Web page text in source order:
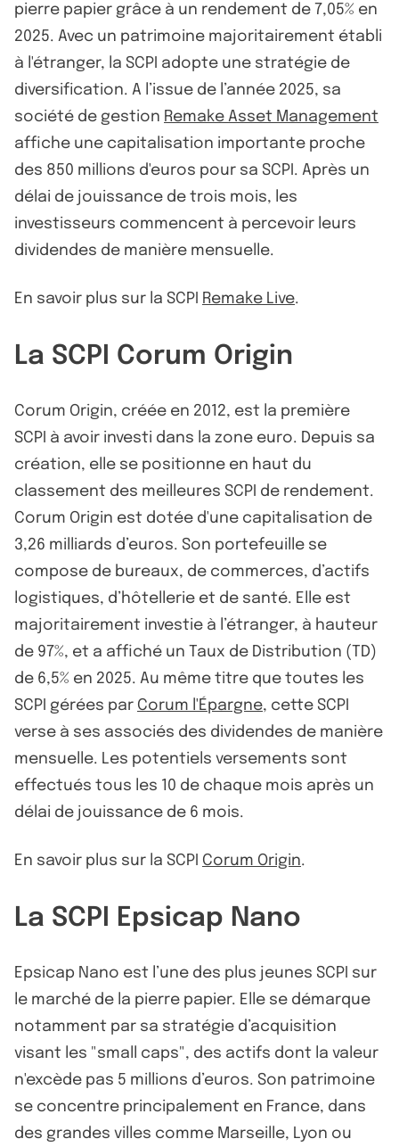
pierre papier grâce à un rendement de 7,05% en
2025. Avec un patrimoine majoritairement établi
à l'étranger, la SCPI adopte une stratégie de
diversification. A l’issue de l’année 2025, sa
société de gestion Remake Asset Management
affiche une capitalisation importante proche
des 850 millions d'euros pour sa SCPI. Après un
délai de jouissance de trois mois, les
investisseurs commencent à percevoir leurs
dividendes de manière mensuelle.
En savoir plus sur la SCPI Remake Live.
La SCPI Corum Origin
Corum Origin, créée en 2012, est la première
SCPI à avoir investi dans la zone euro. Depuis sa
création, elle se positionne en haut du
classement des meilleures SCPI de rendement.
Corum Origin est dotée d'une capitalisation de
3,26 milliards d’euros. Son portefeuille se
compose de bureaux, de commerces, d’actifs
logistiques, d’hôtellerie et de santé. Elle est
majoritairement investie à l’étranger, à hauteur
de 97%, et a affiché un Taux de Distribution (TD)
de 6,5% en 2025. Au même titre que toutes les
SCPI gérées par Corum l'Épargne, cette SCPI
verse à ses associés des dividendes de manière
mensuelle. Les potentiels versements sont
effectués tous les 10 de chaque mois après un
délai de jouissance de 6 mois.
En savoir plus sur la SCPI Corum Origin.
La SCPI Epsicap Nano
Epsicap Nano est l’une des plus jeunes SCPI sur
le marché de la pierre papier. Elle se démarque
notamment par sa stratégie d’acquisition
visant les "small caps", des actifs dont la valeur
n'excède pas 5 millions d’euros. Son patrimoine
se concentre principalement en France, dans
des grandes villes comme Marseille, Lyon ou